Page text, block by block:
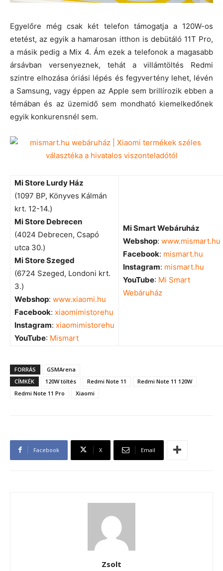
Egyelőre még csak két telefon támogatja a 120W-os
etetést, az egyik a hamarosan itthon is debütáló 11T Pro,
a másik pedig a Mix 4. Ám ezek a telefonok a magasabb
ársávban versenyeznek, tehát a villámtöltés Redmi
szintre elhozása óriási lépés és fegyvertény lehet, lévén
a Samsung, vagy éppen az Apple sem brillírozik ebben a
témában és az üzemidő sem mondható kiemelkedőnek
egyik konkurensnél sem.
Mi Store Lurdy Ház
(1097 BP, Könyves Kálmán
krt. 12-14.)
Mi Store Debrecen
(4024 Debrecen, Csapó
utca 30.)
Mi Store Szeged
(6724 Szeged, Londoni krt.
3.)
Webshop: www.xiaomi.hu
Facebook: xiaomimistorehu
Instagram: xiaomimistorehu
YouTube: Mismart
Mi Smart Webáruház
Webshop: www.mismart.hu
Facebook: mismart.hu
Instagram: mismart.hu
YouTube: Mi Smart
Webáruház
FORRÁS
GSMArena
CÍMKÉK
120W töltés Redmi Note 11
Redmi Note 11 120W
Redmi Note 11 Pro
Xiaomi
Facebook X Email
Zsolt